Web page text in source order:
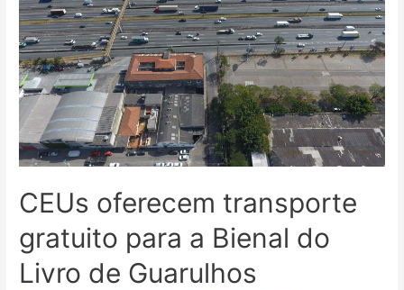
CEUs oferecem transporte
gratuito para a Bienal do
Livro de Guarulhos